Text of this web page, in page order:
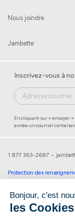
Nous joindre
Jambette
Inscrivez-vous à
En cliquant sur « envoyer
année un courriel
1 877 363-2687 •
Protection des
© 2026 Jambette